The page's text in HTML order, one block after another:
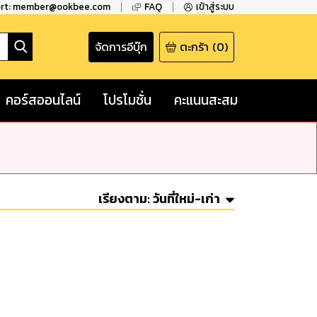
member@ookbee.com FAQ เข้าสู่ระบบ
จัดการอีบุ๊ก ตะกร้า (0)
คอร์สออนไลน์ โปรโมชั่น คะแนนสะสม
เรียงตาม:วันที่ใหม่-เก่า